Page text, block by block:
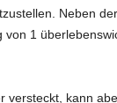
Neben
von 1
versteckt, kann